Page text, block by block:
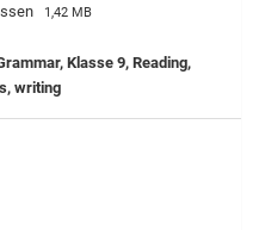
1,42 MB
Klasse 9, Reading,
writing